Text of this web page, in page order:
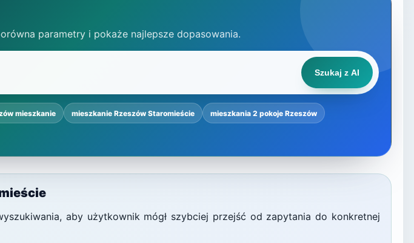
parametry i pokaże najlepsze dopasowania.
Szukaj z AI
mieszkanie mieszkanie Rzeszów Staromieście mieszkania 2 pokoje Rzeszów
aby użytkownik mógł szybciej przejść od zapytania do konkretnej